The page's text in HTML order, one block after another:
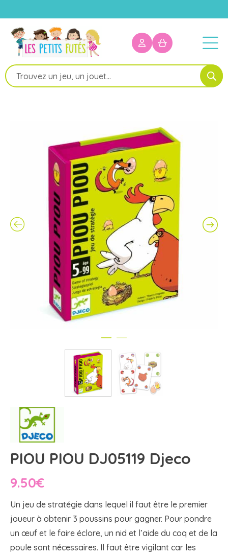
Recherche
de
produits
PIOU PIOU DJ05119 Djeco
9.50€
Un jeu de stratégie dans lequel il faut être le premier
joueur à obtenir 3 poussins pour gagner. Pour pondre
un œuf et le faire éclore, un nid et l’aide du coq et de la
poule sont nécessaires. Il faut être vigilant car les